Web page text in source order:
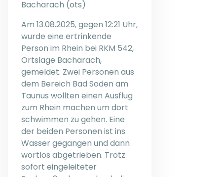
Bacharach (ots)
Am 13.08.2025, gegen 12:21 Uhr,
wurde eine ertrinkende
Person im Rhein bei RKM 542,
Ortslage Bacharach,
gemeldet. Zwei Personen aus
dem Bereich Bad Soden am
Taunus wollten einen Ausflug
zum Rhein machen um dort
schwimmen zu gehen. Eine
der beiden Personen ist ins
Wasser gegangen und dann
wortlos abgetrieben. Trotz
sofort eingeleiteter